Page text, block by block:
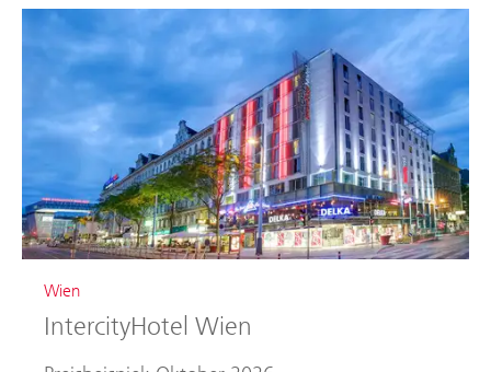
Wien
IntercityHotel Wien